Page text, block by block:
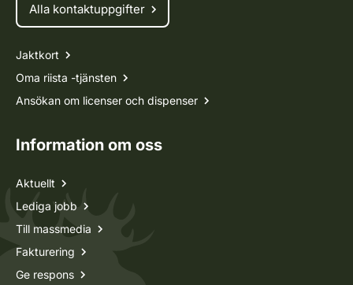
Alla kontaktuppgifter
Jaktkort
Oma riista -tjänsten
Ansökan om licenser och dispenser
Information om oss
Aktuellt
Lediga jobb
Till massmedia
Fakturering
Ge respons